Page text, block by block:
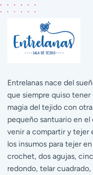
Entrelanas nace del
que siempre quiso
magia del tejido con
pequeño santuario en
venir a compartir y tejer
los insumos para tejer
crochet, dos agujas,
redondo, telar